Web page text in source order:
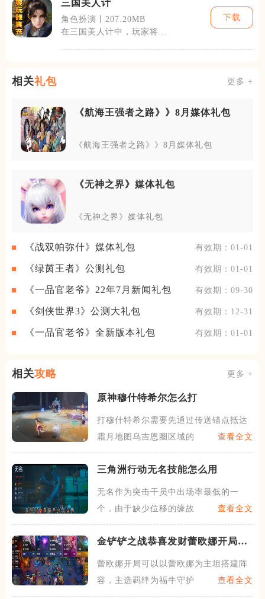
三国美人计
角色扮演丨207.20MB
在三国美人计中，玩家将扮
下载
相关礼包 更多 +
《航海王强者之路》》8月媒体礼包
《航海王强者之路》》8月媒体礼包
《无神之界》媒体礼包
《无神之界》媒体礼包
《战双帕弥什》媒体礼包 有效期：01-01
《绿茵王者》公测礼包 有效期：01-01
《一品官老爷》22年7月新闻礼包 有效期：09-30
《剑侠世界3》公测大礼包 有效期：12-31
《一品官老爷》全新版本礼包 有效期：01-01
相关攻略 更多 +
原神穆什特希尔怎么打
打穆什特希尔需要先通过传送锚点抵达
霜月地图乌吉恩圈区域的左上
查看全文
三角洲行动无名技能怎么用
无名作为突击干员中出场率最低的一
个，由于缺少位移的缘故，在拉查看全文
金铲铲之战恭喜发财蕾欧娜开局怎
蕾欧娜开局可以以蕾欧娜为主坦搭建阵
容，主选羁绊为福牛守护者，
查看全文